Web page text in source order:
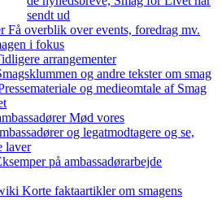
sendt ud
Få overblik over events, foredrag mv.
i fokus
arrangementer
og andre tekster om smag
og medieomtale af Smag
Mød vores
og legatmodtagere og se,
laver
på ambassadørarbejde
Korte faktaartikler om smagens